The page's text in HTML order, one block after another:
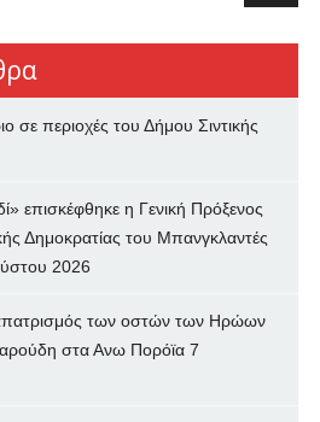
σε περιοχές του Δήμου Σιντικής
επισκέφθηκε η Γενική Πρόξενος
Δημοκρατίας του Μπανγκλαντές
2026
των oστών των Ηρώων
στα Ανω Πορόϊα 7